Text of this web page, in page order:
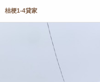
桔梗1-4貸家